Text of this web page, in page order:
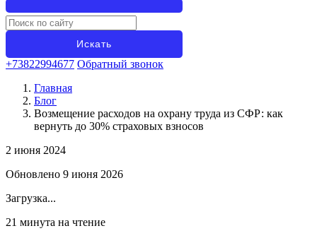
+73822994677 Обратный звонок
Главная
Блог
Возмещение расходов на охрану труда из СФР: как
вернуть до 30% страховых взносов
2 июня 2024
Обновлено 9 июня 2026
Загрузка...
21 минута на чтение